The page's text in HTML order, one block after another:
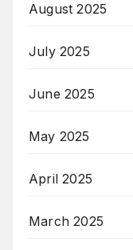
August 2025
July 2025
June 2025
May 2025
April 2025
March 2025